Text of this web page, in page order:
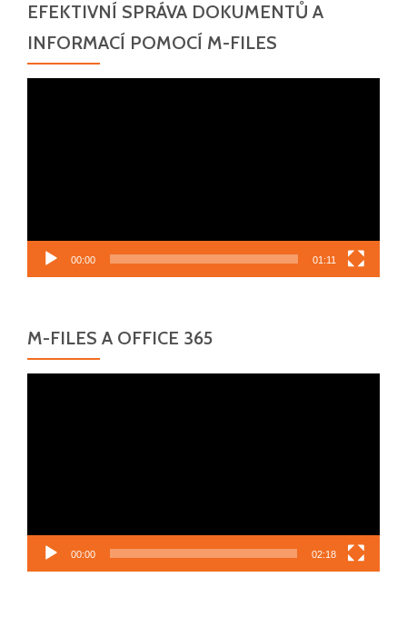
EFEKTIVNÍ SPRÁVA DOKUMENTŮ A
INFORMACÍ POMOCÍ M-FILES
00:00 01:11
M-FILES A OFFICE 365
00:00 02:18